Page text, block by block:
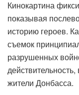
Кинокартина
показывая
историю героев.
съемок
разрушенных
жители Донбасса.